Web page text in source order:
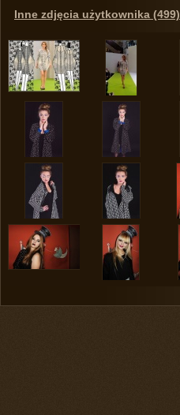
Inne zdjęcia użytkownika (499)